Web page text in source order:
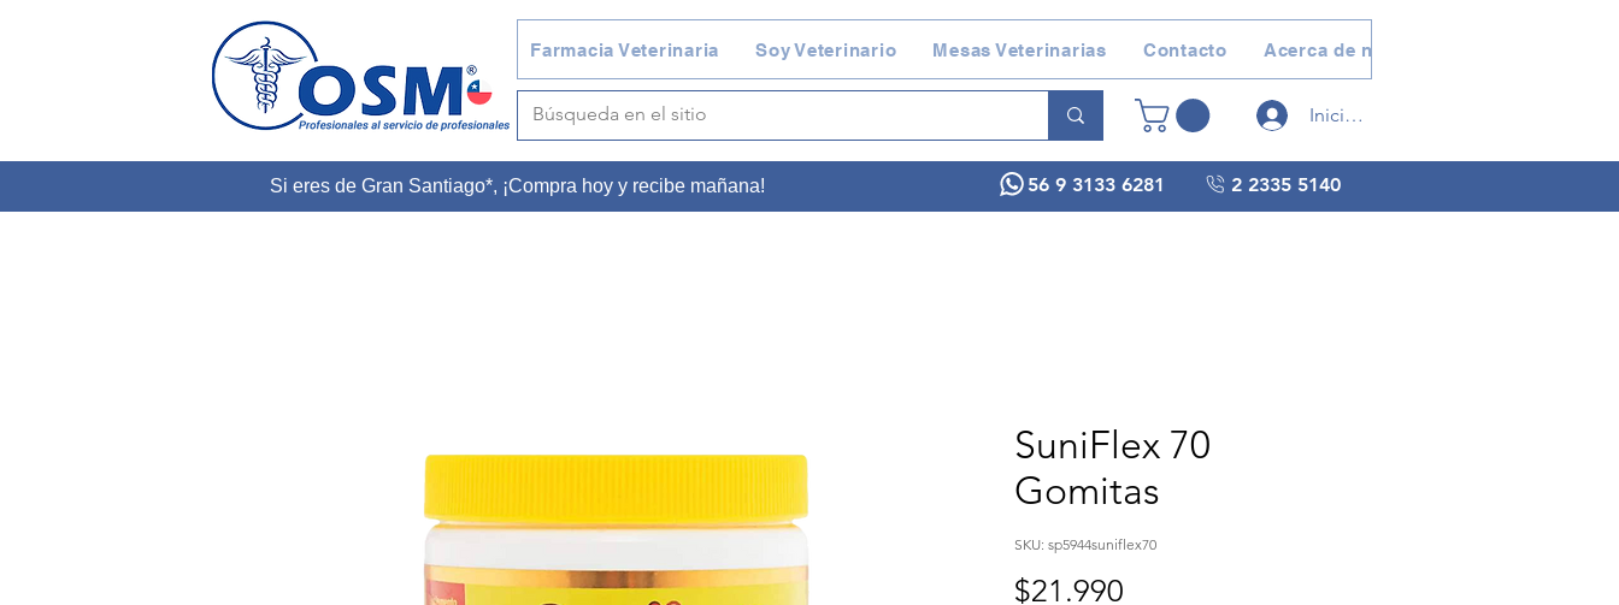
Farmacia Veterinaria Soy Veterinario Mesas Veterinarias Contacto Acerca de nosotros
Iniciar sesión
Si eres de Gran Santiago*, ¡Compra hoy y recibe mañana! 2 2335 5140
56 9 3133 6281
SuniFlex 70
Gomitas
SKU: sp5944suniflex70
$21.990